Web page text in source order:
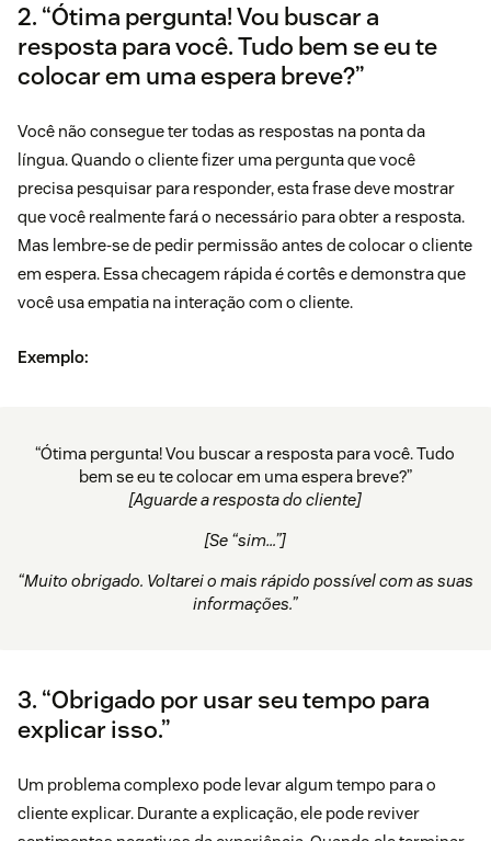
2. “Ótima pergunta! Vou buscar a
resposta para você. Tudo bem se eu te
colocar em uma espera breve?”
Você não consegue ter todas as respostas na ponta da
língua. Quando o cliente fizer uma pergunta que você
precisa pesquisar para responder, esta frase deve mostrar
que você realmente fará o necessário para obter a resposta.
Mas lembre-se de pedir permissão antes de colocar o cliente
em espera. Essa checagem rápida é cortês e demonstra que
você usa empatia na interação com o cliente.
Exemplo:
“Ótima pergunta! Vou buscar a resposta para você. Tudo
bem se eu te colocar em uma espera breve?”
[Aguarde a resposta do cliente]
[Se “sim…”]
“Muito obrigado. Voltarei o mais rápido possível com as suas
informações.”
3. “Obrigado por usar seu tempo para
explicar isso.”
Um problema complexo pode levar algum tempo para o
cliente explicar. Durante a explicação, ele pode reviver